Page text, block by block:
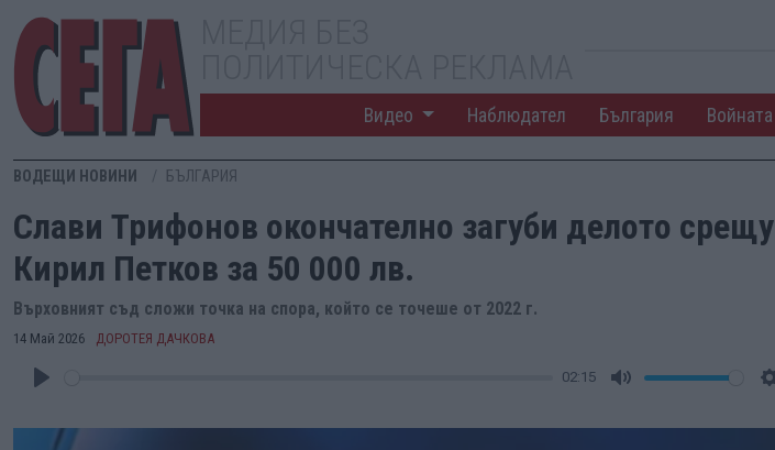
Видео Наблюдател България Войната
ВОДЕЩИ НОВИНИ БЪЛГАРИЯ
Слави Трифонов окончателно загуби делото срещу
Кирил Петков за 50 000 лв.
Върховният съд сложи точка на спора, който се точеше от 2022 г.
14 Май 2026 ДОРОТЕЯ ДАЧКОВА
02:15